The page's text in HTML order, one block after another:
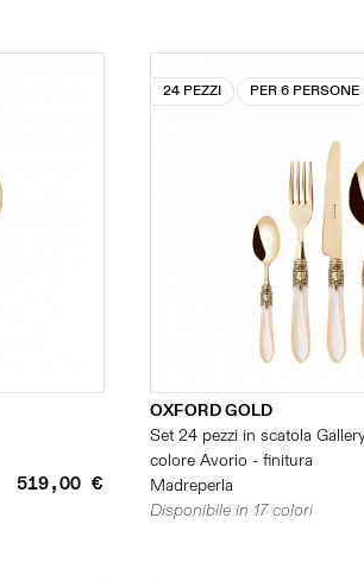
519,00 €
24 PEZZI PER 6 PERSONE
OXFORD GOLD
Set 24 pezzi in scatola
colore Avorio - finitura
Madreperla
Disponibile in 17 colori